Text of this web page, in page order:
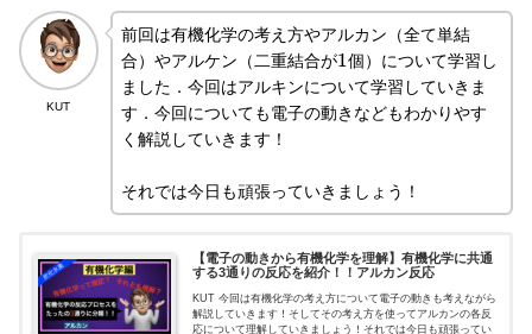
KUT
前回は有機化学の考え方やアルカン（全て単結
合）やアルケン（二重結合が1個）について学習し
ました．今回はアルキンについて学習していきま
す．今回についても電子の動きなどもわかりやす
く解説していきます！
それでは今日も頑張っていきましょう！
【電子の動きから有機化学を理解】有機化学に共通
する3通りの反応を紹介！！アルカン反応
KUT 今回は有機化学の考え方について電子の動きも考えながら
解説していきます！そしてその考え方を使ってアルカンの各反
応について理解していきましょう！それでは今日も頑張ってい